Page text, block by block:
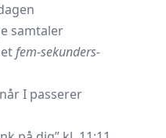
samtaler
fem-sekunders-
I passerer